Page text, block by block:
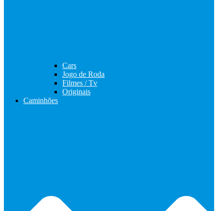
Cars
Jogo de Roda
Filmes / Tv
Originais
Caminhões